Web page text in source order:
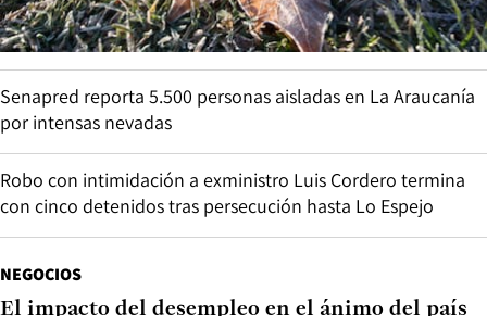
Senapred reporta 5.500 personas aisladas en La Araucanía
por intensas nevadas
Robo con intimidación a exministro Luis Cordero termina
con cinco detenidos tras persecución hasta Lo Espejo
NEGOCIOS
El impacto del desempleo en el ánimo del país